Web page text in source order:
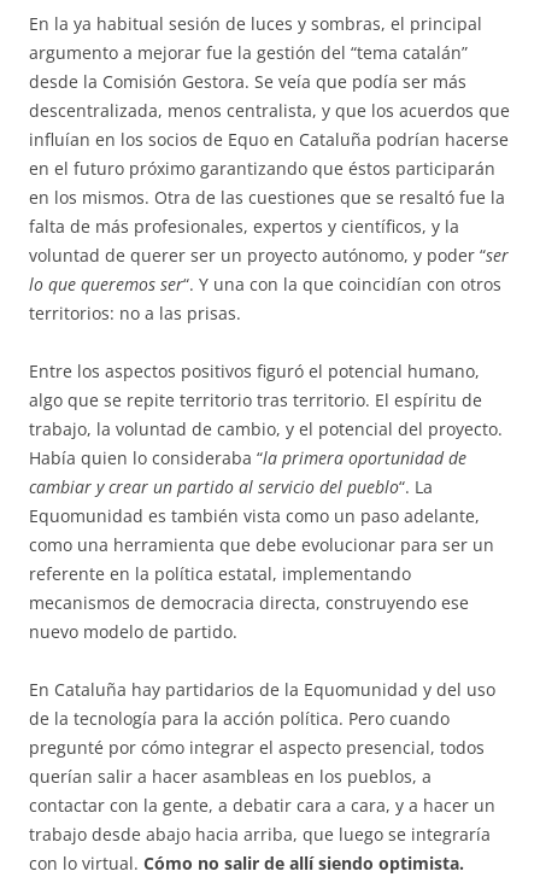
En la ya habitual sesión de luces y sombras, el principal
argumento a mejorar fue la gestión del “tema catalán”
desde la Comisión Gestora. Se veía que podía ser más
descentralizada, menos centralista, y que los acuerdos que
influían en los socios de Equo en Cataluña podrían hacerse
en el futuro próximo garantizando que éstos participarán
en los mismos. Otra de las cuestiones que se resaltó fue la
falta de más profesionales, expertos y científicos, y la
voluntad de querer ser un proyecto autónomo, y poder “ser
lo que queremos ser“. Y una con la que coincidían con otros
territorios: no a las prisas.
Entre los aspectos positivos figuró el potencial humano,
algo que se repite territorio tras territorio. El espíritu de
trabajo, la voluntad de cambio, y el potencial del proyecto.
Había quien lo consideraba “la primera oportunidad de
cambiar y crear un partido al servicio del pueblo“. La
Equomunidad es también vista como un paso adelante,
como una herramienta que debe evolucionar para ser un
referente en la política estatal, implementando
mecanismos de democracia directa, construyendo ese
nuevo modelo de partido.
En Cataluña hay partidarios de la Equomunidad y del uso
de la tecnología para la acción política. Pero cuando
pregunté por cómo integrar el aspecto presencial, todos
querían salir a hacer asambleas en los pueblos, a
contactar con la gente, a debatir cara a cara, y a hacer un
trabajo desde abajo hacia arriba, que luego se integraría
con lo virtual. Cómo no salir de allí siendo optimista.